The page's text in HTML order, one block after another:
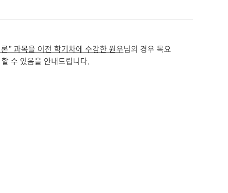
”과목을 이전 학기차에 수강한 원우님의 경우 목요
수 있음을 안내드립니다.